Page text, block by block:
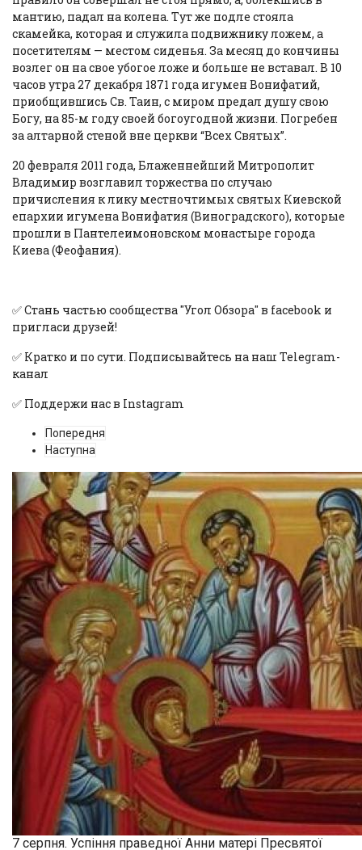
мантию, падал на колена. Тут же подле стояла
скамейка, которая и служила подвижнику ложем, а
посетителям — местом сиденья. За месяц до кончины
возлег он на свое убогое ложе и больше не вставал. В 10
часов утра 27 декабря 1871 года игумен Вонифатий,
приобщившись Св. Таин, с миром предал душу свою
Богу, на 85-м году своей богоугодной жизни. Погребен
за алтарной стеной вне церкви “Всех Святых”.
20 февраля 2011 года, Блаженнейший Митрополит
Владимир возглавил торжества по случаю
причисления к лику местночтимых святых Киевской
епархии игумена Вонифатия (Виноградского), которые
прошли в Пантелеимоновском монастыре города
Киева (Феофания).
✅ Стань частью сообщества "Угол Обзора" в facebook и
пригласи друзей!
✅ Кратко и по сути. Подписывайтесь на наш Telegram-
канал
✅ Поддержи нас в Instagram
Попередня
Наступна
7 серпня. Успіння праведної Анни матері Пресвятої